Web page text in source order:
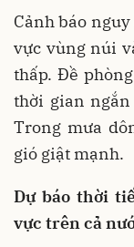
Cảnh báo nguy
vực vùng núi
thấp. Đề
thời gian
Trong mưa
gió giật mạnh.
Dự báo thời
vực trên cả